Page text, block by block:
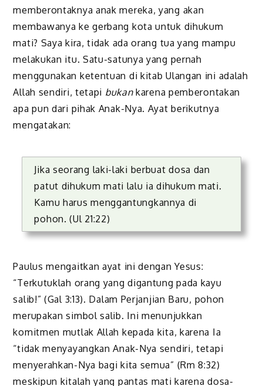
memberontaknya anak mereka, yang akan
membawanya ke gerbang kota untuk dihukum
mati? Saya kira, tidak ada orang tua yang mampu
melakukan itu. Satu-satunya yang pernah
menggunakan ketentuan di kitab Ulangan ini adalah
Allah sendiri, tetapi bukankarena pemberontakan
apa pun dari pihak Anak-Nya. Ayat berikutnya
mengatakan:
Jika seorang laki-laki berbuat dosa dan
patut dihukum mati lalu ia dihukum mati.
Kamu harus menggantungkannya di
pohon. (Ul 21:22)
Paulus mengaitkan ayat ini dengan Yesus:
“Terkutuklah orang yang digantung pada kayu
salib!” (Gal 3:13). Dalam Perjanjian Baru, pohon
merupakan simbol salib. Ini menunjukkan
komitmen mutlak Allah kepada kita, karena Ia
“tidak menyayangkan Anak-Nya sendiri, tetapi
menyerahkan-Nya bagi kita semua” (Rm 8:32)
meskipun kitalah yang pantas mati karena dosa-